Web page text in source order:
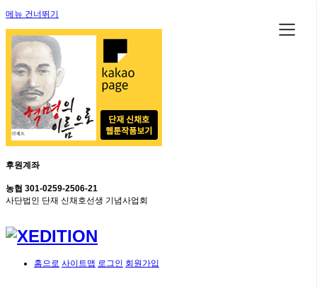
메뉴 건너뛰기
후원계좌
농협 301-0259-2506-21
사단법인 단재 신채호선생 기념사업회
홈으로 사이트맵 로그인 회원가입